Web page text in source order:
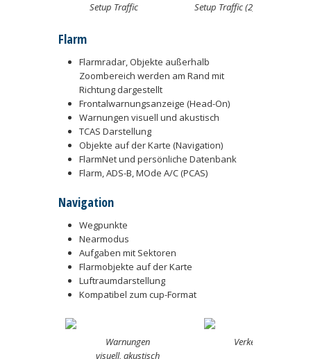
Setup Traffic Setup Traffic (2)
Flarm
Flarmradar, Objekte außerhalb
Zoombereich werden am Rand mit
Richtung dargestellt
Frontalwarnungsanzeige (Head-On)
Warnungen visuell und akustisch
TCAS Darstellung
Objekte auf der Karte (Navigation)
FlarmNet und persönliche Datenbank
Flarm, ADS-B, MOde A/C (PCAS)
Navigation
Wegpunkte
Nearmodus
Aufgaben mit Sektoren
Flarmobjekte auf der Karte
Luftraumdarstellung
Kompatibel zum cup-Format
Warnungen
visuell, akustisch
Verkehr, schwarz